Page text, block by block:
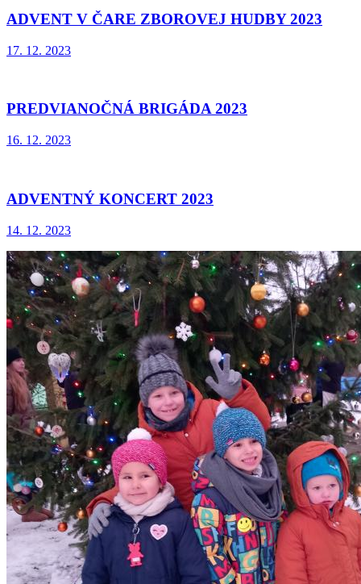
ADVENT V ČARE ZBOROVEJ HUDBY 2023
17. 12. 2023
PREDVIANOČNÁ BRIGÁDA 2023
16. 12. 2023
ADVENTNÝ KONCERT 2023
14. 12. 2023